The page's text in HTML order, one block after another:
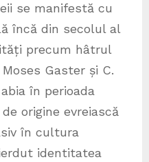
se manifestă cu
încă din secolul al
precum hâtrul
Gaster și C.
în perioada
origine evreiască
în cultura
identitatea